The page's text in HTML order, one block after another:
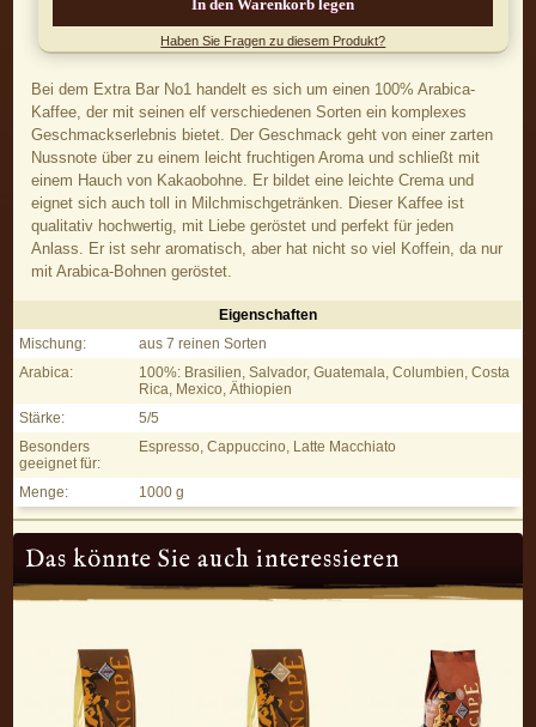
Haben Sie Fragen zu diesem Produkt?
Bei dem Extra Bar No1 handelt es sich um einen 100% Arabica-
Kaffee, der mit seinen elf verschiedenen Sorten ein komplexes
Geschmackserlebnis bietet. Der Geschmack geht von einer zarten
Nussnote über zu einem leicht fruchtigen Aroma und schließt mit
einem Hauch von Kakaobohne. Er bildet eine leichte Crema und
eignet sich auch toll in Milchmischgetränken. Dieser Kaffee ist
qualitativ hochwertig, mit Liebe geröstet und perfekt für jeden
Anlass. Er ist sehr aromatisch, aber hat nicht so viel Koffein, da nur
mit Arabica-Bohnen geröstet.
Extra Bar No1 - Eigenschaften
Eigenschaften
Mischung:
aus 7 reinen Sorten
Arabica:
100%: Brasilien, Salvador, Guatemala, Columbien, Costa
Rica, Mexico, Äthiopien
Stärke:
5/5
Besonders
geeignet für:
Espresso, Cappuccino, Latte Macchiato
Menge: 1000 g
Das könnte Sie auch interessieren